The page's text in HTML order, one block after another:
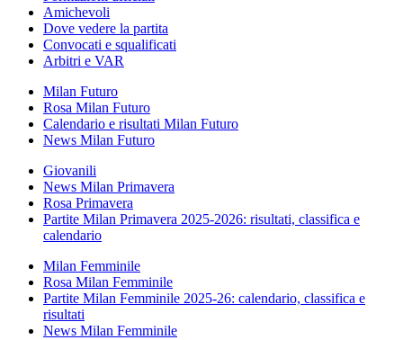
Amichevoli
Dove vedere la partita
Convocati e squalificati
Arbitri e VAR
Milan Futuro
Rosa Milan Futuro
Calendario e risultati Milan Futuro
News Milan Futuro
Giovanili
News Milan Primavera
Rosa Primavera
Partite Milan Primavera 2025-2026: risultati, classifica e
calendario
Milan Femminile
Rosa Milan Femminile
Partite Milan Femminile 2025-26: calendario, classifica e
risultati
News Milan Femminile